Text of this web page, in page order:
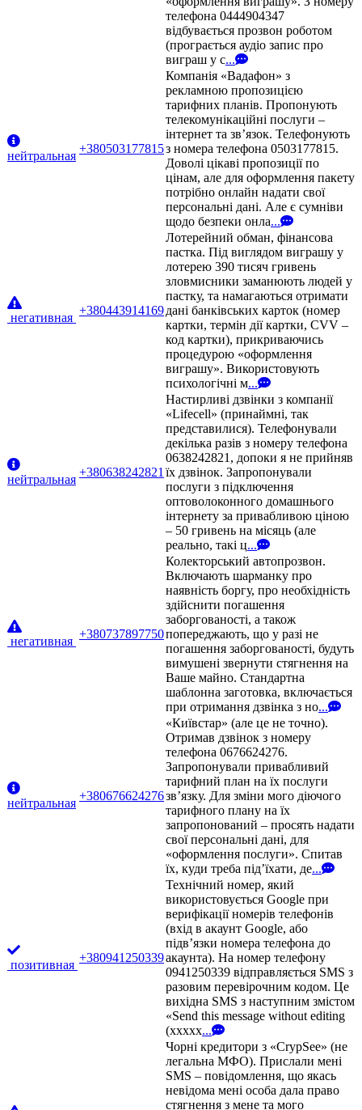
телефона 0444904347
відбувається прозвон роботом
(програється аудіо запис про
виграш у с...
нейтральная
+380503177815
Компанія «Вадафон» з
рекламною пропозицією
тарифних планів. Пропонують
телекомунікаційні послуги –
інтернет та зв’язок. Телефонують
з номера телефона 0503177815.
Доволі цікаві пропозиції по
цінам, але для оформлення пакету
потрібно онлайн надати свої
персональні дані. Але є сумніви
щодо безпеки онла...
негативная
+380443914169
Лотерейний обман, фінансова
пастка. Під виглядом виграшу у
лотерею 390 тисяч гривень
зловмисники заманюють людей у
пастку, та намагаються отримати
дані банківських карток (номер
картки, термін дії картки, CVV –
код картки), прикриваючись
процедурою «оформлення
виграшу». Використовують
психологічні м...
нейтральная
+380638242821
Настирливі дзвінки з компанії
«Lifecell» (принаймні, так
представилися). Телефонували
декілька разів з номеру телефона
0638242821, допоки я не прийняв
їх дзвінок. Запропонували
послуги з підключення
оптоволоконного домашнього
інтернету за привабливою ціною
– 50 гривень на місяць (але
реально, такі ц...
негативная
+380737897750
Колекторський автопрозвон.
Включають шарманку про
наявність боргу, про необхідність
здійснити погашення
заборгованості, а також
попереджають, що у разі не
погашення заборгованості, будуть
вимушені звернути стягнення на
Ваше майно. Стандартна
шаблонна заготовка, включається
при отримання дзвінка з но...
нейтральная
+380676624276
«Київстар» (але це не точно).
Отримав дзвінок з номеру
телефона 0676624276.
Запропонували привабливий
тарифний план на їх послуги
зв’язку. Для зміни мого діючого
тарифного плану на їх
запропонований – просять надати
свої персональні дані, для
«оформлення послуги». Спитав
їх, куди треба під’їхати, де...
позитивная
+380941250339
Технічний номер, який
використовується Google при
верифікації номерів телефонів
(вхід в акаунт Google, або
підв’язки номера телефона до
акаунта). На номер телефону
0941250339 відправляється SMS з
разовим перевірочним кодом. Це
вихідна SMS з наступним змістом
«Send this message without editing
(xxxxx...
Чорні кредитори з «CrypSee» (не
легальна МФО). Прислали мені
SMS – повідомлення, що якась
невідома мені особа дала право
стягнення з мене та мого